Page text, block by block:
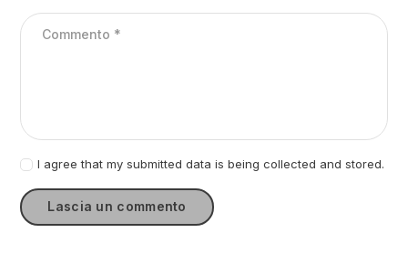
I agree that my submitted data is being collected and stored.